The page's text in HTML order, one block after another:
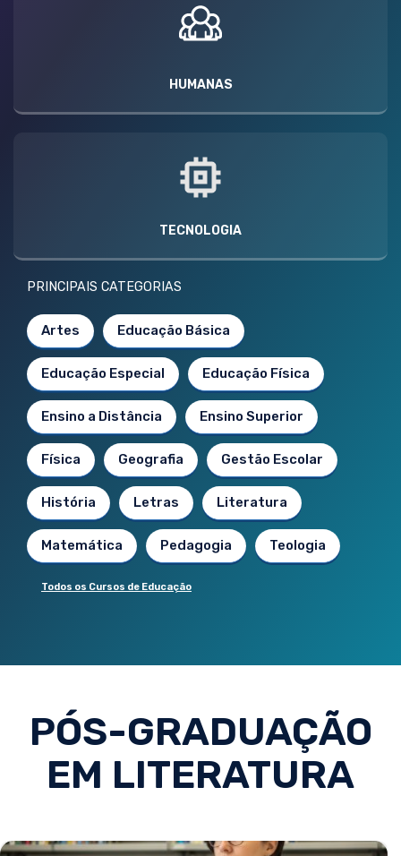
HUMANAS
TECNOLOGIA
PRINCIPAIS CATEGORIAS
Artes Educação Básica
Educação Especial Educação Física
Ensino a Distância Ensino Superior
Física Geografia Gestão Escolar
História Letras Literatura
Matemática Pedagogia Teologia
Todos os Cursos de Educação
PÓS-GRADUAÇÃO
EM LITERATURA